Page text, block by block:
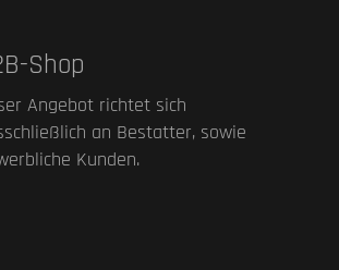
Shop
Angebot richtet sich
an Bestatter, sowie
Kunden.